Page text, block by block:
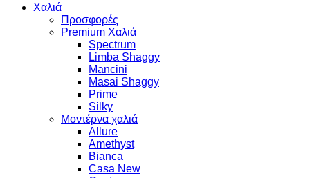
Χαλιά
Προσφορές
Premium Χαλιά
Spectrum
Limba Shaggy
Mancini
Masai Shaggy
Prime
Silky
Μοντέρνα χαλιά
Allure
Amethyst
Bianca
Casa New